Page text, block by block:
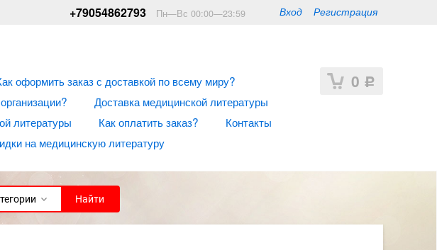
Вход Регистрация
+79054862793 Пн—Вс 00:00—23:59
0 Р
оформить заказ с доставкой по всему миру?
Доставка медицинской литературы
литературы
Как оплатить заказ?
Контакты
на медицинскую литературу
Найти